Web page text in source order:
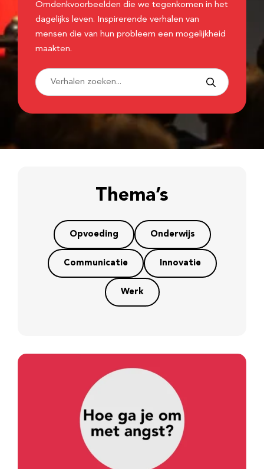
Omdenkvoorbeelden die we tegenkomen in het
dagelijks leven. Inspirerende verhalen van
mensen die van hun probleem een mogelijkheid
maakten.
Thema’s
Opvoeding Onderwijs
Communicatie Innovatie
Werk